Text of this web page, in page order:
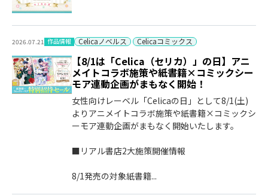
2026.07.21 作品情報 Celicaノベルス Celicaコミックス
【8/1は「Celica（セリカ）」の日】アニ
メイトコラボ施策や紙書籍×コミックシー
モア連動企画がまもなく開始！
女性向けレーベル「Celicaの日」として8/1(土)
よりアニメイトコラボ施策や紙書籍×コミックシ
ーモア連動企画がまもなく開始いたします。
■リアル書店2大施策開催情報
8/1発売の対象紙書籍...